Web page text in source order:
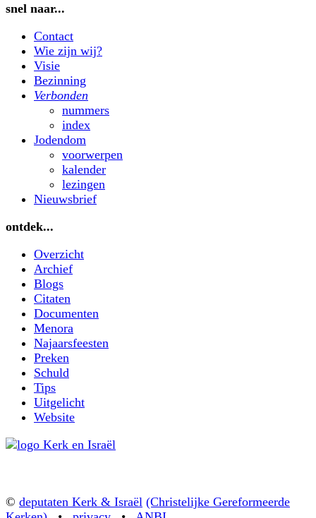
snel naar...
Contact
Wie zijn wij?
Visie
Bezinning
Verbonden
nummers
index
Jodendom
voorwerpen
kalender
lezingen
Nieuwsbrief
ontdek...
Overzicht
Archief
Blogs
Citaten
Documenten
Menora
Najaarsfeesten
Preken
Schuld
Tips
Uitgelicht
Website
© deputaten Kerk & Israël (Christelijke Gereformeerde